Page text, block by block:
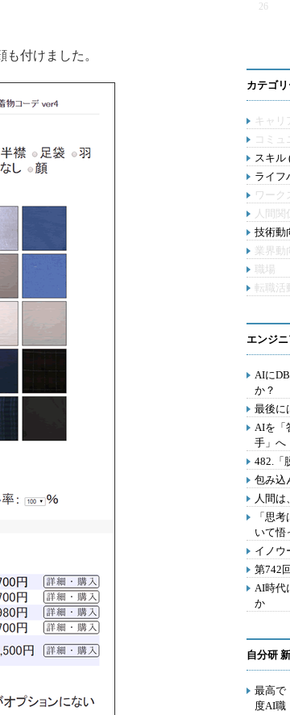
付けました。
26
カテゴ
キャリ
コミュ
スキル
ライフ
ワーク
人間関
技術動
業界動
職場
転職活
エンジ
AIに
か？
最後に
AIを「
手」へ
482.「
包み込
人間は
「思
いて悟
イノ
第742
AI時代
か
自分研
最高で
度AI職